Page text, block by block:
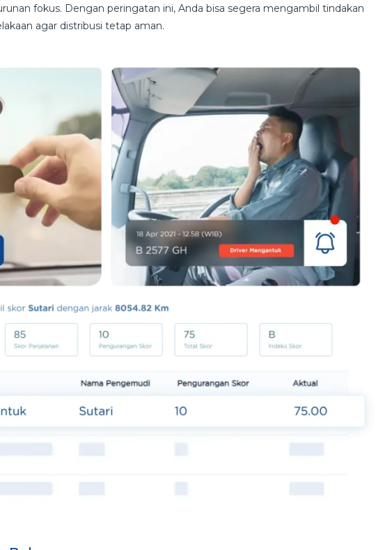
fokus. Dengan peringatan ini, Anda bisa segera mengambil tindakan
agar distribusi tetap aman.